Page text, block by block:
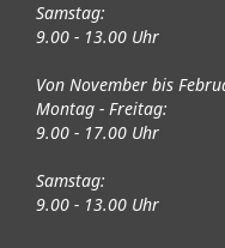
Samstag:
9.00 - 13.00 Uhr
Von November bis
Montag - Freitag:
9.00 - 17.00 Uhr
Samstag:
9.00 - 13.00 Uhr